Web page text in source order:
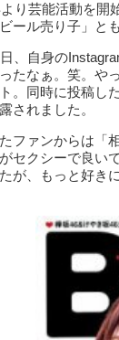
り芸能活動を開
ール売り子」と
、自身の
たなぁ。笑。や
。同時に投稿し
されました。
ファンからは「
セクシーで良い
が、もっと好き